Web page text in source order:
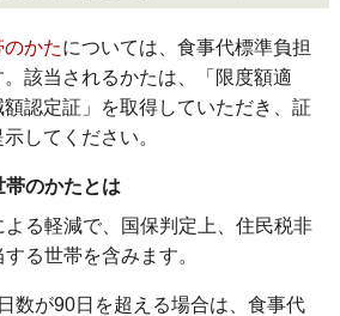
かたについては、食事代標準負担
該当されるかたは、「限度額適
認定証」を取得していただき、証
してください。
のかたとは
る軽減で、国保判定上、住民税非
る世帯を含みます。
数が90日を超える場合は、食事代